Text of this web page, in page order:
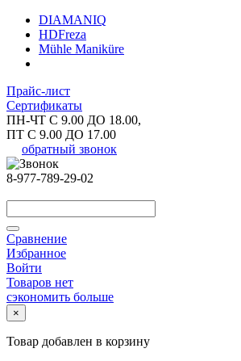
DIAMANIQ
HDFreza
Mühle Maniküre
Прайс-лист
Сертификаты
ПН-ЧТ С 9.00 ДО 18.00,
ПТ С 9.00 ДО 17.00
обратный звонок
8-977-789-29-02
Сравнение
Избранное
Войти
Товаров нет
сэкономить больше
×
Товар добавлен в корзину